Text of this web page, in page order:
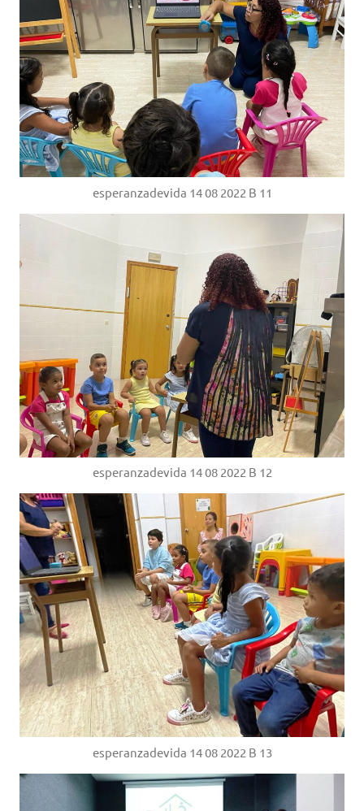
esperanzadevida 14 08 2022 B 11
esperanzadevida 14 08 2022 B 12
esperanzadevida 14 08 2022 B 13